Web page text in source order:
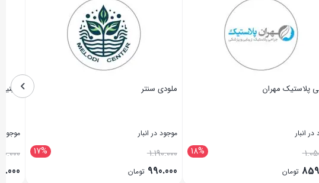
تبلیغات کرج
موجود در انبار
20% 1.320.000
1.050.000
روان گپ
موجود در انبار 2
18% 1.050.000
859.000